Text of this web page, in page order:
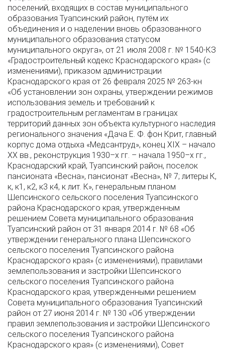
поселений, входящих в состав муниципального
образования Туапсинский район, путём их
объединения и о наделении вновь образованного
муниципального образования статусом
муниципального округа», от 21 июля 2008 г. № 1540-КЗ
«Градостроительный кодекс Краснодарского края» (с
изменениями), приказом администрации
Краснодарского края от 26 февраля 2025 № 263-кн
«Об установлении зон охраны, утверждении режимов
использования земель и требований к
градостроительным регламентам в границах
территорий данных зон объекта культурного наследия
регионального значения «Дача Е. Ф. фон Крит, главный
корпус дома отдыха «Медсантруд», конец XIX – начало
XX вв., реконструкция 1930–х гг. – начала 1950–х гг.,
Краснодарский край, Туапсинский район, поселок
пансионата «Весна», пансионат «Весна», № 7; литеры К,
к, к1, к2, к3 к4, к лит. К», генеральным планом
Шепсинского сельского поселения Туапсинского
района Краснодарского края, утвержденным
решением Совета муниципального образования
Туапсинский район от 31 января 2014 г. № 68 «Об
утверждении генерального плана Шепсинского
сельского поселения Туапсинского района
Краснодарского края» (с изменениями), правилами
землепользования и застройки Шепсинского
сельского поселения Туапсинского района
Краснодарского края, утвержденными решением
Совета муниципального образования Туапсинский
район от 27 июня 2014 г. № 130 «Об утверждении
правил землепользования и застройки Шепсинского
сельского поселения Туапсинского района
Краснодарского края» (с изменениями), Совет